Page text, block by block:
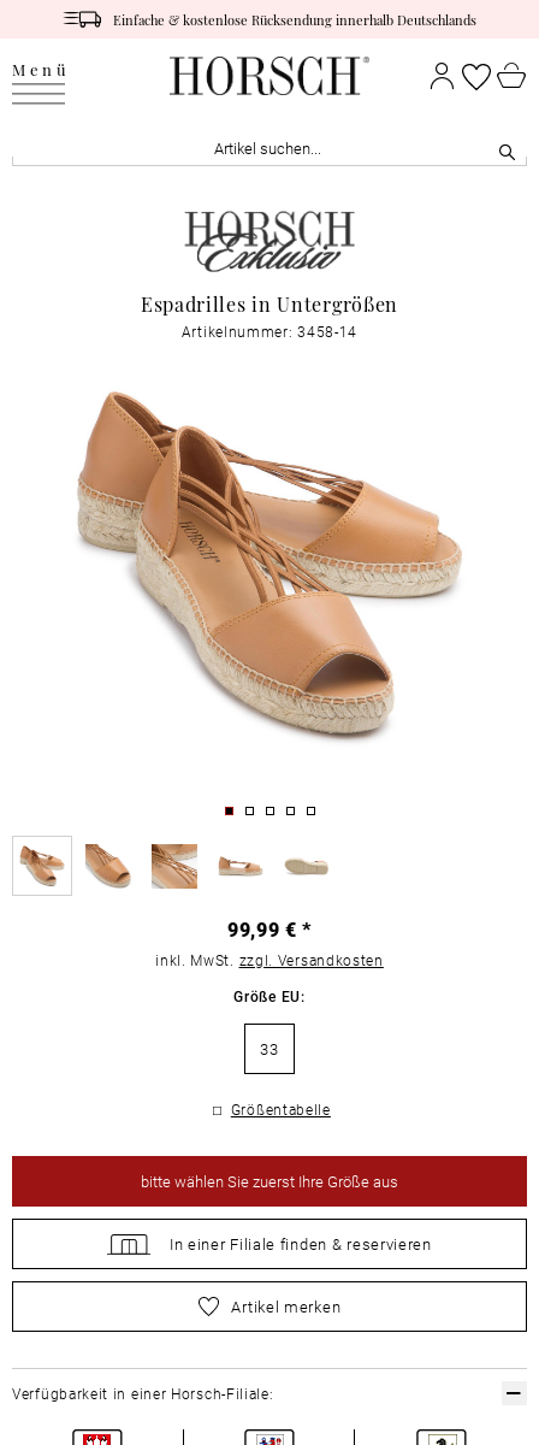
Einfache & kostenlose Rücksendung innerhalb Deutschlands
Menü
Espadrilles in Untergrößen
Artikelnummer: 3458-14
99,99 € *
inkl. MwSt. zzgl. Versandkosten
Größe EU:
33
Größentabelle
bittewählen Sie zuerst Ihre Größe aus
In einer Filiale finden & reservieren
wählen Sie zuerst Ihre Größe aus
Artikel merken
Verfügbarkeit in einer Horsch-Filiale: